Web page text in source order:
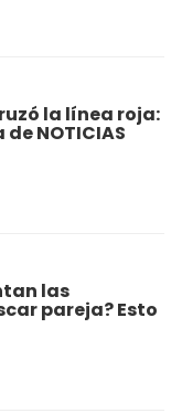
la línea roja:
NOTICIAS
las
pareja? Esto